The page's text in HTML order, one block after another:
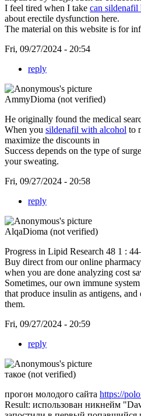
I feel tired when I take can sildenafil
about erectile dysfunction here.
The material on this website is for
Fri, 09/27/2024 - 20:54
reply
AmmyDioma (not verified)
He originally found the medical
When you sildenafil with alcohol to
maximize the discounts in
Success depends on the type of
your sweating.
Fri, 09/27/2024 - 20:58
reply
AlqaDioma (not verified)
Progress in Lipid Research 48 1 :
Buy direct from our online
when you are done analyzing cost
Sometimes, our own immune
that produce insulin as antigens,
them.
Fri, 09/27/2024 - 20:59
reply
такое (not verified)
прогон молодого сайта https://
Result: использован никнейм